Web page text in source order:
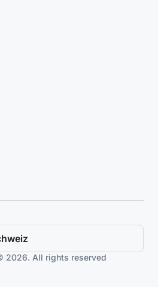
2026. All rights reserved